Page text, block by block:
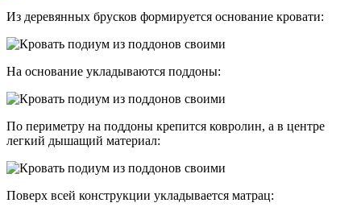
Из деревянных брусков формируется основание кровати:
На основание укладываются поддоны:
По периметру на поддоны крепится ковролин, а в центре
легкий дышащий материал:
Поверх всей конструкции укладывается матрац: